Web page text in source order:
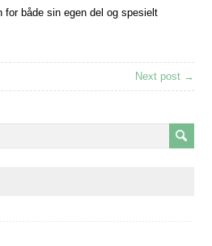
for både sin egen del og spesielt
Next post →